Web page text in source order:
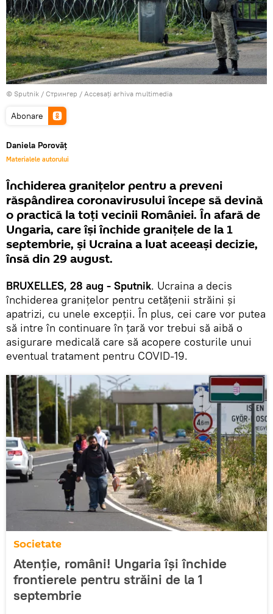
© Sputnik / Стрингер / Accesați arhiva multimedia
Abonare
Daniela Porovăț
Materialele autorului
Închiderea granițelor pentru a preveni
răspândirea coronavirusului începe să devină
o practică la toți vecinii României. În afară de
Ungaria, care își închide granițele de la 1
septembrie, și Ucraina a luat aceeași decizie,
însă din 29 august.
BRUXELLES, 28 aug - Sputnik. Ucraina a decis
închiderea granițelor pentru cetățenii străini și
apatrizi, cu unele excepții. În plus, cei care vor putea
să intre în continuare în țară vor trebui să aibă o
asigurare medicală care să acopere costurile unui
eventual tratament pentru COVID-19.
Societate
Atenție, români! Ungaria își închide
frontierele pentru străini de la 1
septembrie